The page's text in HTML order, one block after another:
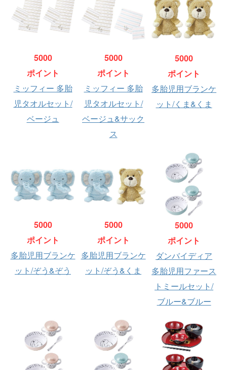
5000
ポイント
ミッフィー 多胎
児タオルセット/
ベージュ
5000
ポイント
ミッフィー 多胎
児タオルセット/
ベージュ&サック
ス
5000
ポイント
多胎児用ブランケ
ット/くま&くま
5000
ポイント
多胎児用ブランケ
ット/ぞう&ぞう
5000
ポイント
多胎児用ブランケ
ット/ぞう&くま
5000
ポイント
ダンバイディア
多胎児用ファース
トミールセット/
ブルー&ブルー